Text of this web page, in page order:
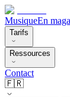
MusiqueEn
Tarifs
Ressources
Contact
🇫🇷